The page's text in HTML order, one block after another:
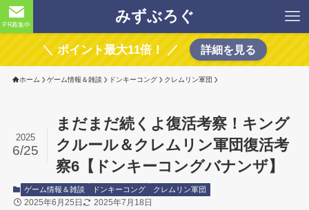
みずぶろぐ
PR募集中
＼ ポイント最大11倍！ ／ 詳細を見る
ホーム ゲーム情報＆雑談 ドンキーコング クレムリン軍団
まだまだ続くよ復活考察！キング
クルール＆クレムリン軍団復活考
察6【ドンキーコングバナンザ】
2025
6/25
ゲーム情報＆雑談 ドンキーコング クレムリン軍団
2025年6月25日 2025年7月18日